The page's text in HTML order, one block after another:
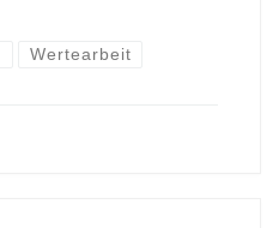
Wertearbeit